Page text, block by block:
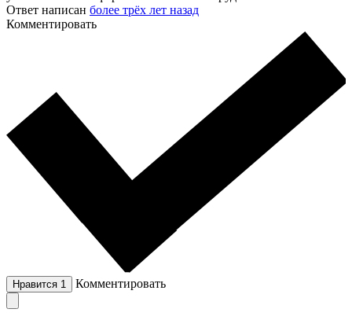
Ответ написан более трёх лет назад
Комментировать
Нравится 1 Комментировать